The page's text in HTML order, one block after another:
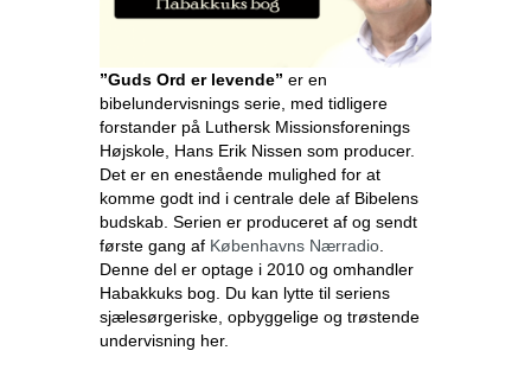
”Guds Ord er levende” er en
bibelundervisnings serie, med tidligere
forstander på Luthersk Missionsforenings
Højskole, Hans Erik Nissen som producer.
Det er en enestående mulighed for at
komme godt ind i centrale dele af Bibelens
budskab. Serien er produceret af og sendt
første gang af Københavns Nærradio
Denne del er optage i 2010 og omhandler
Habakkuks bog. Du kan lytte til seriens
sjælesørgeriske, opbyggelige og trøstende
undervisning her.